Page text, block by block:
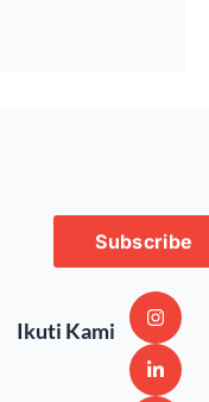
Subscribe
Ikuti Kami